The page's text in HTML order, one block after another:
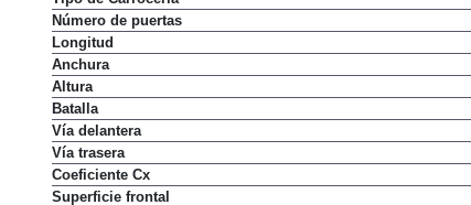
Tipo de Carrocería
Número de puertas
Longitud
Anchura
Altura
Batalla
Vía delantera
Vía trasera
Coeficiente Cx